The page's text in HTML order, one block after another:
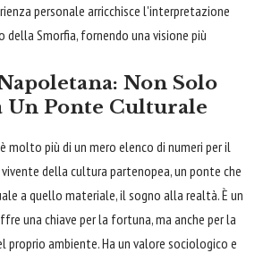
personale arricchisce l'interpretazione
Smorfia, fornendo una visione più
Non Solo
Un Ponte Culturale
molto più di un mero elenco di numeri per il
della cultura partenopea, un ponte che
a quello materiale, il sogno alla realtà. È un
una chiave per la fortuna, ma anche per la
proprio ambiente. Ha un valore sociologico e